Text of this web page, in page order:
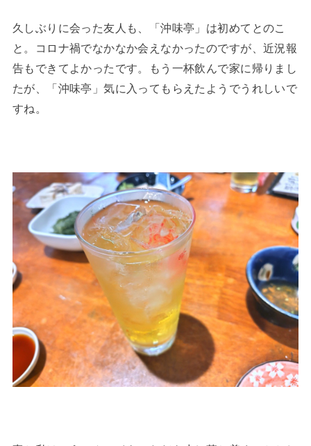
久しぶりに会った友人も、「沖味亭」は初めてとのこ
と。コロナ禍でなかなか会えなかったのですが、近況報
告もできてよかったです。もう一杯飲んで家に帰りまし
たが、「沖味亭」気に入ってもらえたようでうれしいで
すね。